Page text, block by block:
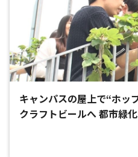
キャンパスの屋上で“ホッ
クラフトビールへ 都市緑